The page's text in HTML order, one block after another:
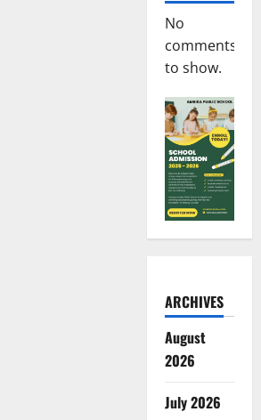
No
comments
to show.
ARCHIVES
August
2026
July 2026